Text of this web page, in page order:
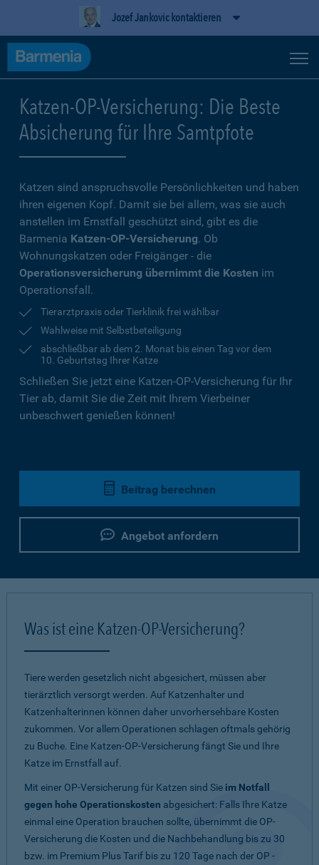
Jozef Jankovic kontaktieren
Katzen-OP-Versicherung: Die Beste
Absicherung für Ihre Samtpfote
Katzen sind anspruchsvolle Persönlichkeiten und haben
ihren eigenen Kopf. Damit sie bei allem, was sie auch
anstellen im Ernstfall geschützt sind, gibt es die
Barmenia Katzen-OP-Versicherung. Ob
Wohnungskatzen oder Freigänger - die
Operationsversicherung übernimmt die Kosten im
Operationsfall.
Tierarztpraxis oder Tierklinik frei wählbar
Wahlweise mit Selbstbeteiligung
abschließbar ab dem 2. Monat bis einen Tag vor dem
10. Geburtstag Ihrer Katze
Schließen Sie jetzt eine Katzen-OP-Versicherung für Ihr
Tier ab, damit Sie die Zeit mit Ihrem Vierbeiner
unbeschwert genießen können!
Beitrag berechnen
Angebot anfordern
Was ist eine Katzen-OP-Versicherung?
Tiere werden gesetzlich nicht abgesichert, müssen aber
tierärztlich versorgt werden. Auf Katzenhalter und
Katzenhalterinnen können daher unvorhersehbare Kosten
zukommen. Vor allem Operationen schlagen oftmals gehörig
zu Buche. Eine Katzen-OP-Versicherung fängt Sie und Ihre
Katze im Ernstfall auf.
Mit einer OP-Versicherung für Katzen sind Sie im Notfall
gegen hohe Operationskosten abgesichert: Falls Ihre Katze
einmal eine Operation brauchen sollte, übernimmt die OP-
Versicherung die Kosten und die Nachbehandlung bis zu 30
bzw. im Premium Plus Tarif bis zu 120 Tage nach der OP -